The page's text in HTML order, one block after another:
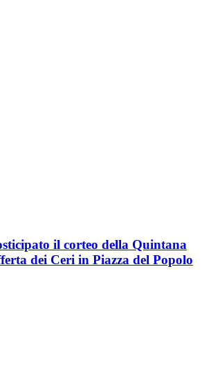
il corteo della Quintana
dei Ceri in Piazza del Popolo